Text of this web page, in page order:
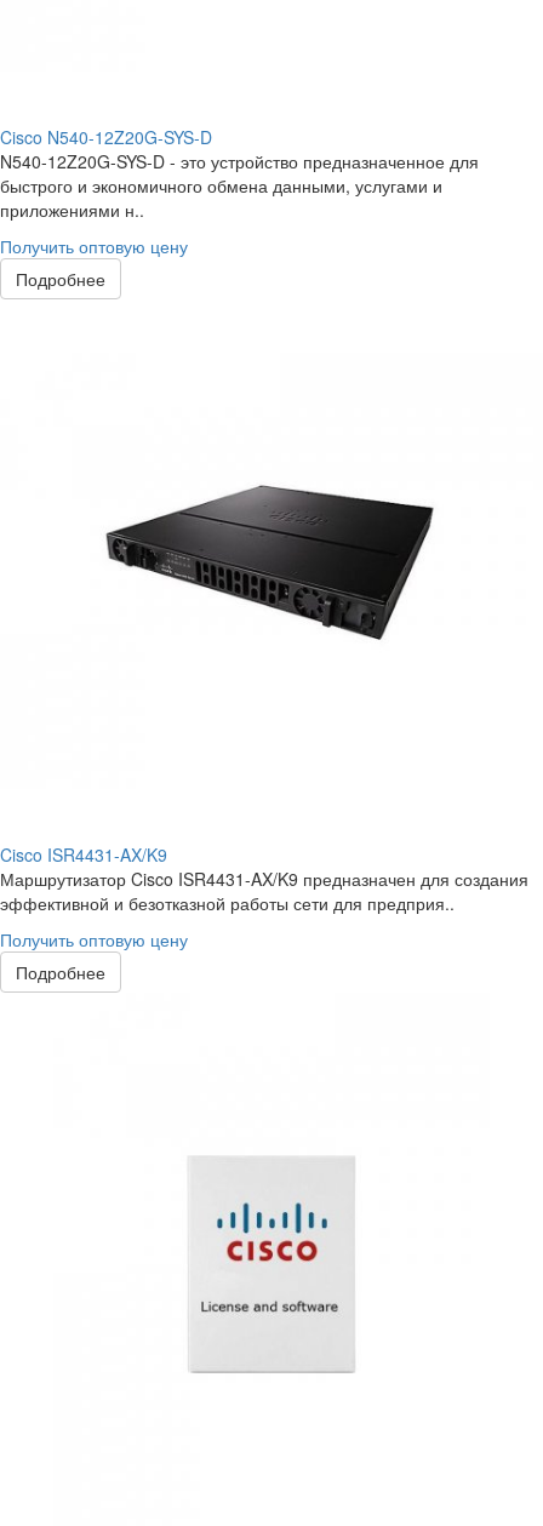
Cisco N540-12Z20G-SYS-D
N540-12Z20G-SYS-D - это устройство предназначенное для
быстрого и экономичного обмена данными, услугами и
приложениями н..
Получить оптовую цену
Подробнее
Cisco ISR4431-AX/K9
Маршрутизатор Cisco ISR4431-AX/K9 предназначен для создания
эффективной и безотказной работы сети для предприя..
Получить оптовую цену
Подробнее